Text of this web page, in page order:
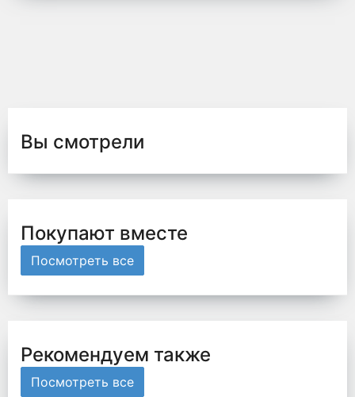
Вы смотрели
Покупают вместе
Посмотреть все
Рекомендуем также
Посмотреть все